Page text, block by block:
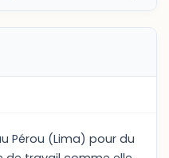
Pérou (Lima) pour du